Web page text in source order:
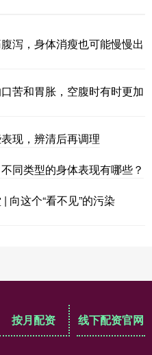
泻，身体消瘦也可能慢慢出
苦和胃胀，空腹时有时更加
现，辨清后再调理
同类型的身体表现有哪些？
向这个“看不见”的污染
按月配资 线下配资官网